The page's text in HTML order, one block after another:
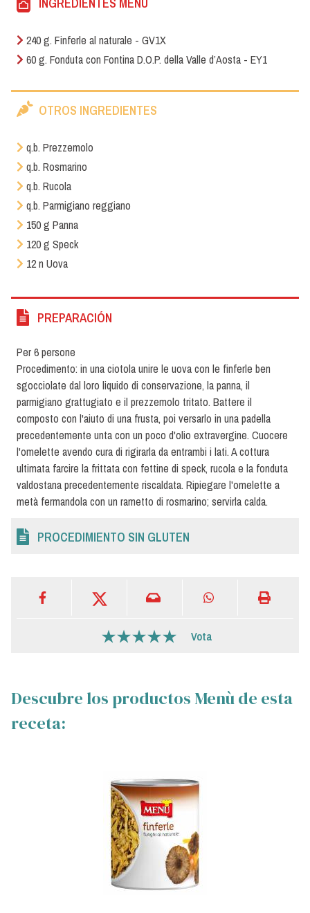
240 g. Finferle al naturale - GV1X
60 g. Fonduta con Fontina D.O.P. della Valle d’Aosta - EY1
OTROS INGREDIENTES
q.b. Prezzemolo
q.b. Rosmarino
q.b. Rucola
q.b. Parmigiano reggiano
150 g Panna
120 g Speck
12 n Uova
PREPARACIÓN
Per 6 persone
Procedimento: in una ciotola unire le uova con le finferle ben
sgocciolate dal loro liquido di conservazione, la panna, il
parmigiano grattugiato e il prezzemolo tritato. Battere il
composto con l'aiuto di una frusta, poi versarlo in una padella
precedentemente unta con un poco d'olio extravergine. Cuocere
l'omelette avendo cura di rigirarla da entrambi i lati. A cottura
ultimata farcire la frittata con fettine di speck, rucola e la fonduta
valdostana precedentemente riscaldata. Ripiegare l'omelette a
metà fermandola con un rametto di rosmarino; servirla calda.
PROCEDIMIENTO SIN GLUTEN
Vota
Descubre los productos Menù de esta
receta: